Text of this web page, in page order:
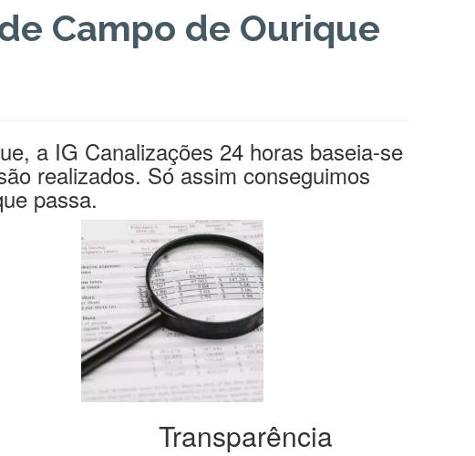
Campo de Ourique
a IG Canalizações 24 horas baseia-se
realizados. Só assim conseguimos
passa.
Transparência